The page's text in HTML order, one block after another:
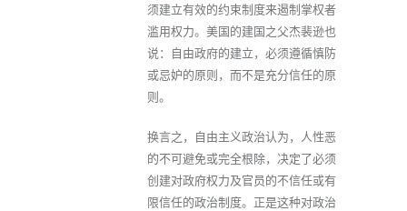
须建立有效的约束制度来遏制掌权者
滥用权力。美国的建国之父杰裴逊也
说：自由政府的建立，必须遵循慎防
或忌妒的原则，而不是充分信任的原
则。
换言之，自由主义政治认为，人性恶
的不可避免或完全根除，决定了必须
创建对政府权力及官员的不信任或有
限信任的政治制度。正是这种对政治